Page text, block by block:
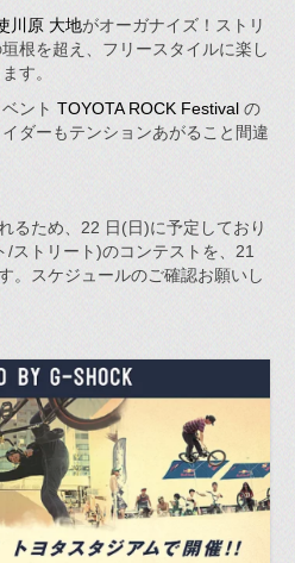
川原 大地がオーガナイズ！ストリ
根を超え、フリースタイルに楽し
す。
ント TOYOTA ROCK Festival の
ダーもテンションあがること間違
るため、22 日(日)に予定しており
/ストリート)のコンテストを、21
。スケジュールのご確認お願いし